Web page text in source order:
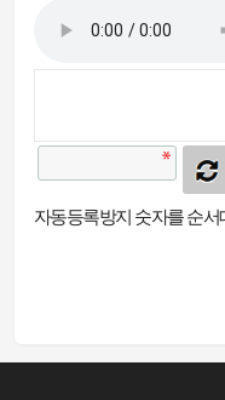
자동등록방지 숫자를 순